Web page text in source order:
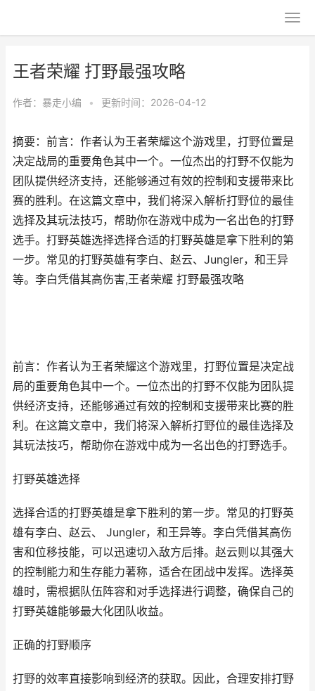
王者荣耀 打野最强攻略
作者： 暴走小编 • 更新时间：2026-04-12
摘要：前言：作者认为王者荣耀这个游戏里，打野位置是
决定战局的重要角色其中一个。一位杰出的打野不仅能为
团队提供经济支持，还能够通过有效的控制和支援带来比
赛的胜利。在这篇文章中，我们将深入解析打野位的最佳
选择及其玩法技巧，帮助你在游戏中成为一名出色的打野
选手。打野英雄选择选择合适的打野英雄是拿下胜利的第
一步。常见的打野英雄有李白、赵云、Jungler，和王异
等。李白凭借其高伤害,王者荣耀 打野最强攻略
前言：作者认为王者荣耀这个游戏里，打野位置是决定战
局的重要角色其中一个。一位杰出的打野不仅能为团队提
供经济支持，还能够通过有效的控制和支援带来比赛的胜
利。在这篇文章中，我们将深入解析打野位的最佳选择及
其玩法技巧，帮助你在游戏中成为一名出色的打野选手。
打野英雄选择
选择合适的打野英雄是拿下胜利的第一步。常见的打野英
雄有李白、赵云、 Jungler，和王异等。李白凭借其高伤
害和位移技能，可以迅速切入敌方后排。赵云则以其强大
的控制能力和生存能力著称，适合在团战中发挥。选择英
雄时，需根据队伍阵容和对手选择进行调整，确保自己的
打野英雄能够最大化团队收益。
正确的打野顺序
打野的效率直接影响到经济的获取。因此，合理安排打野